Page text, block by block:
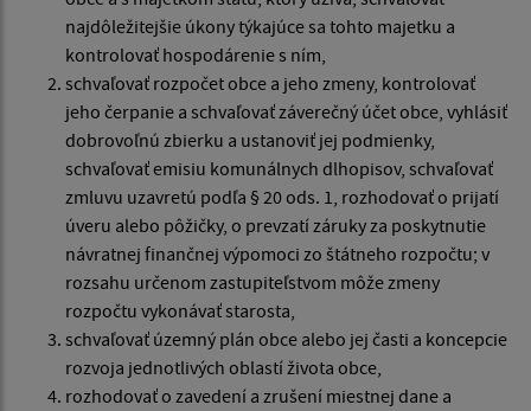
najdôležitejšie úkony týkajúce sa tohto majetku a
kontrolovať hospodárenie s ním,
schvaľovať rozpočet obce a jeho zmeny, kontrolovať
jeho čerpanie a schvaľovať záverečný účet obce, vyhlásiť
dobrovoľnú zbierku a ustanoviť jej podmienky,
schvaľovať emisiu komunálnych dlhopisov, schvaľovať
zmluvu uzavretú podľa § 20 ods. 1, rozhodovať o prijatí
úveru alebo pôžičky, o prevzatí záruky za poskytnutie
návratnej finančnej výpomoci zo štátneho rozpočtu; v
rozsahu určenom zastupiteľstvom môže zmeny
rozpočtu vykonávať starosta,
schvaľovať územný plán obce alebo jej časti a koncepcie
rozvoja jednotlivých oblastí života obce,
rozhodovať o zavedení a zrušení miestnej dane a